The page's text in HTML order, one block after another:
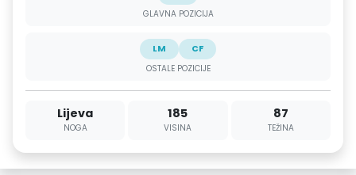
GLAVNA POZICIJA
LM
CF
OSTALE POZICIJE
Lijeva
NOGA
185
VISINA
87
TEŽINA